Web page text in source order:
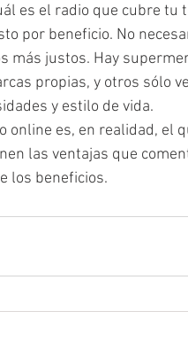
es el radio que cubre
por beneficio. No
más justos. Hay
propias, y otros sólo
y estilo de vida.
online es, en realidad, el
las ventajas que
los beneficios.